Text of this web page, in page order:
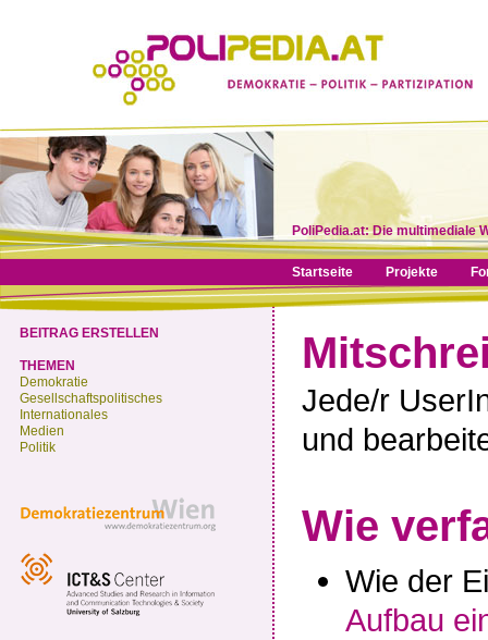
PoliPedia.at: Die multimediale
Startseite Projekte
Jede/r
und
Wie
Wie der
Aufbau
BEITRAG ERSTELLEN
THEMEN
Demokratie
Gesellschaftspolitisches
Internationales
Medien
Politik